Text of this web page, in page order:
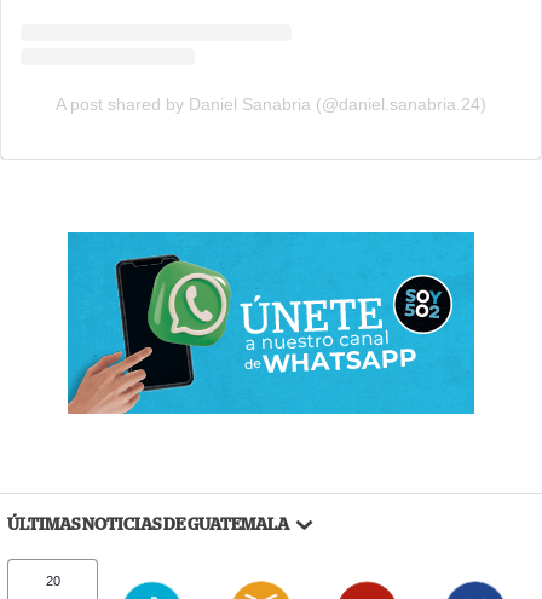
A post shared by Daniel Sanabria (@daniel.sanabria.24)
ÚLTIMAS NOTICIAS DE GUATEMALA
20